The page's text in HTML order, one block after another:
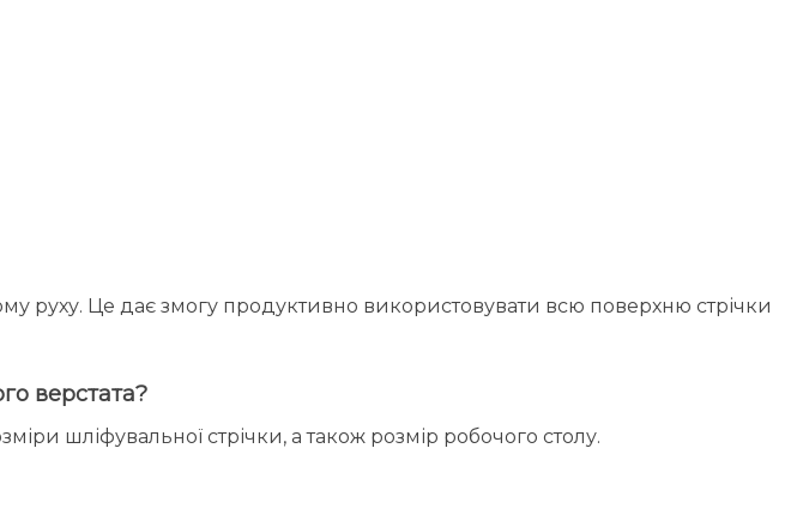
руху. Це дає змогу продуктивно використовувати всю поверхню стрічки
верстата?
шліфувальної стрічки, а також розмір робочого столу.